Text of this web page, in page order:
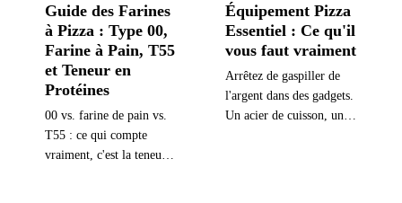
Guide des Farines
à Pizza : Type 00,
Farine à Pain, T55
et Teneur en
Protéines
00 vs. farine de pain vs.
T55 : ce qui compte
vraiment, c'est la teneur
Équipement Pizza
Essentiel : Ce qu'il
vous faut vraiment
Arrêtez de gaspiller de
l'argent dans des gadgets.
Un acier de cuisson, une